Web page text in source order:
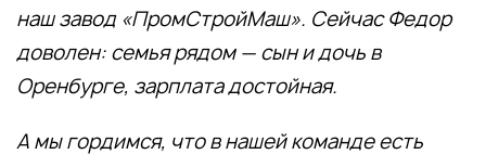
наш завод «ПромСтройМаш». Сейчас Федор
доволен: семья рядом — сын и дочь в
Оренбурге, зарплата достойная.
А мы гордимся, что в нашей команде есть